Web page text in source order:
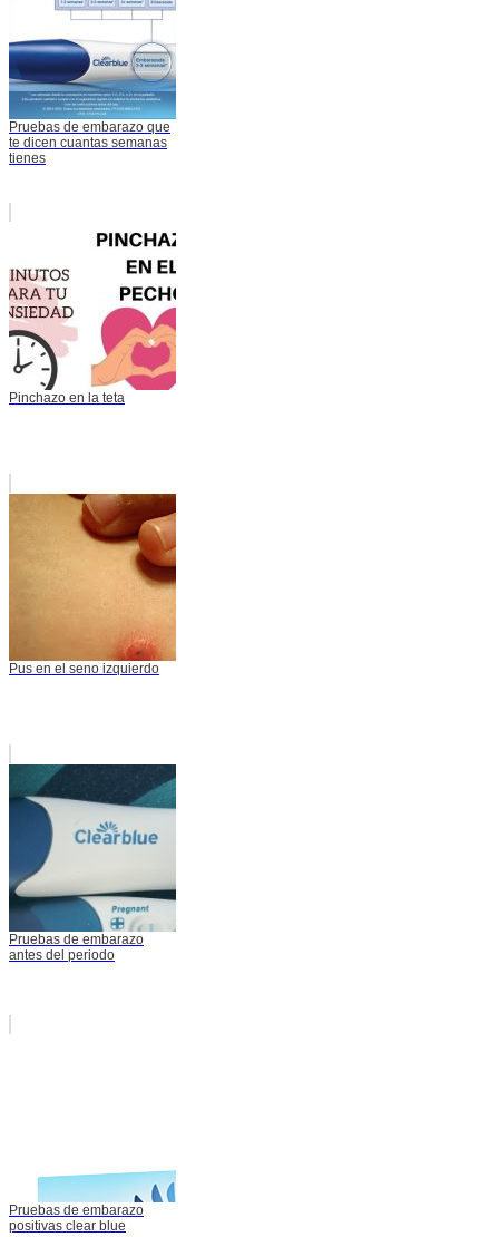
Pruebas de embarazo que
te dicen cuantas semanas
tienes
Pinchazo en la teta
Pus en el seno izquierdo
Pruebas de embarazo
antes del periodo
Pruebas de embarazo
positivas clear blue